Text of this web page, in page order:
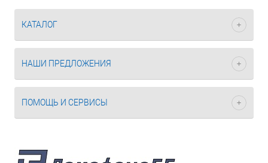
КАТАЛОГ
НАШИ ПРЕДЛОЖЕНИЯ
ПОМОЩЬ И СЕРВИСЫ